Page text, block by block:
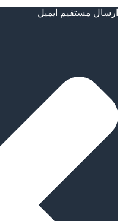
ارسال مستقیم ایمیل